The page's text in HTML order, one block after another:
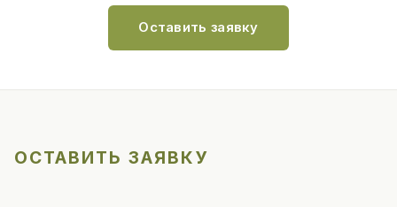
Оставить заявку
ОСТАВИТЬ ЗАЯВКУ